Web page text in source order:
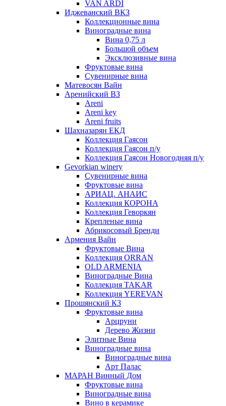
VAN ARDI
Иджеванский ВКЗ
Коллекционные вина
Виноградные вина
Вина 0,75 л
Большой объем
Эксклюзивные вина
Фруктовые вина
Cувенирные вина
Матевосян Вайн
Аренийский ВЗ
Areni
Areni key
Areni fruits
Шахназарян ЕКД
Коллекция Гаясон
Коллекция Гаясон п/у
Коллекция Гаясон Новогодняя п/у
Gevorkian winery
Сувенирные вина
Фруктовые вина
АРИАЦ. АНАИС
Коллекция КОРОНА
Коллекция Геворкян
Крепленые вина
Абрикосовый Бренди
Армения Вайн
Фруктовые Вина
Коллекция ORRAN
OLD ARMENIA
Виноградные Вина
Коллекция TAKAR
Коллекция YEREVAN
Прошянский КЗ
Фруктовые вина
Арцруни
Дерево Жизни
Элитные Вина
Виноградные вина
Виноградные вина
Арт Палас
МАРАН Винный Дом
Фруктовые вина
Виноградные вина
Вино в керамике